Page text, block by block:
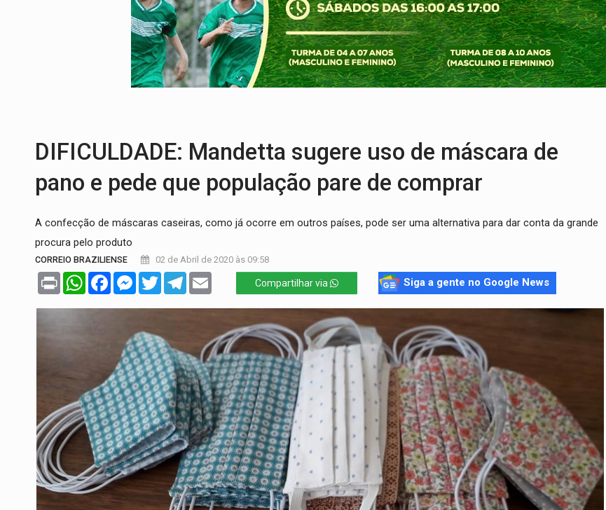
RO EMPREENDEDORA:2ª edição da feira começa nesta quinta-feira (6) no Espaço Alternativo
FORTALECIMENTO:Contratação de novos servidores reforça equipes do Cad Único nos Cras de PVH
VÍDEO:Condutor de carro avança cruzamento e deixa motociclista com fratura
DIFICULDADE: Mandetta sugere uso de máscara de
pano e pede que população pare de comprar
A confecção de máscaras caseiras, como já ocorre em outros países, pode ser uma alternativa para dar conta da grande
procura pelo produto
CORREIO BRAZILIENSE 02 de Abril de 2020 às 09:58
Print WhatsAppFacebookMessenger
TwitterTelegram Compartilhar via Siga a gente no Google News